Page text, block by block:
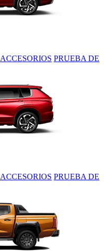
ACCESORIOS PRUEBA DE
ACCESORIOS PRUEBA DE